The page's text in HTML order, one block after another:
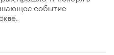
событие